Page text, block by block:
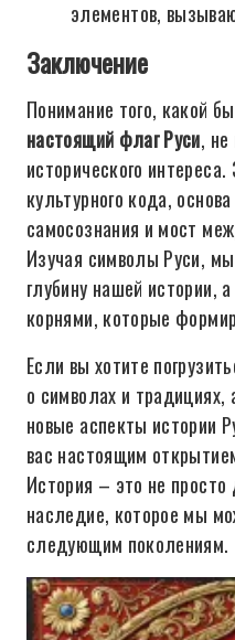
элементов,
Заключение
Понимание того, какой
настоящий флаг Руси, не
исторического
культурного кода,
самосознания и мост
Изучая символы Руси,
глубину нашей истории,
корнями, которые
Если вы хотите
о символах и
новые аспекты истории
вас настоящим
История – это не
наследие, которое мы
следующим поколениям.